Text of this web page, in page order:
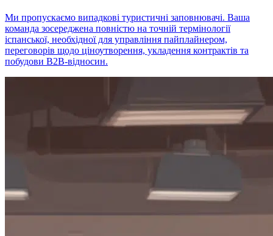
Ми пропускаємо випадкові туристичні заповнювачі. Ваша
команда зосереджена повністю на точній термінології
іспанської, необхідної для управління пайплайнером,
переговорів щодо ціноутворення, укладення контрактів та
побудови B2B-відносин.